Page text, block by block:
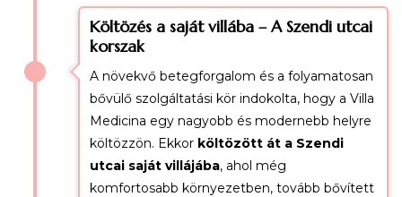
Költözés a saját villába – A Szendi utcai
korszak
A növekvő betegforgalom és a folyamatosan
bővülő szolgáltatási kör indokolta, hogy a Villa
Medicina egy nagyobb és modernebb helyre
költözzön. Ekkor költözött át a Szendi
utcai saját villájába, ahol még
komfortosabb környezetben, tovább bővített